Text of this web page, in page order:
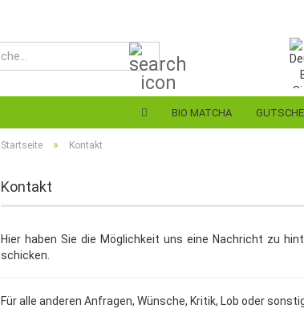
BIO MATCHA
Startseite » Kontakt
Kontakt
Hier haben Sie die Möglichkeit uns eine Nachricht zu
schicken.
Für alle anderen Anfragen, Wünsche, Kritik, Lob oder